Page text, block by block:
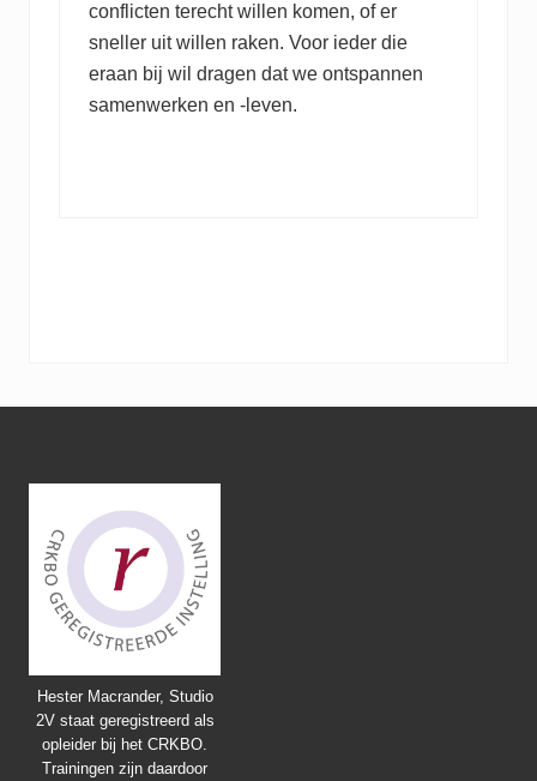
conflicten terecht willen komen, of er
sneller uit willen raken. Voor ieder die
eraan bij wil dragen dat we ontspannen
samenwerken en -leven.
Hester Macrander, Studio
2V staat geregistreerd als
opleider bij het CRKBO.
Trainingen zijn daardoor